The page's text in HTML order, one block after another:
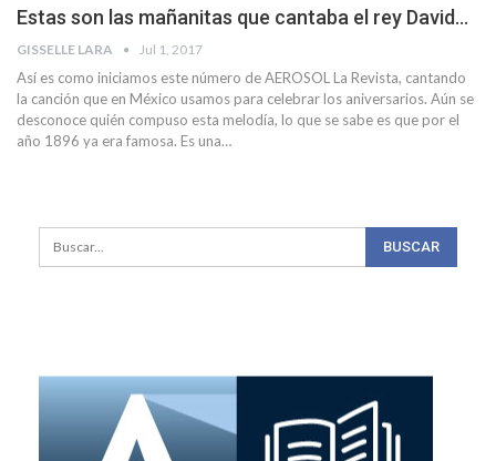
Estas son las mañanitas que cantaba el rey David…
GISSELLE LARA Jul 1, 2017
Así es como iniciamos este número de AEROSOL La Revista, cantando
la canción que en México usamos para celebrar los aniversarios. Aún se
desconoce quién compuso esta melodía, lo que se sabe es que por el
año 1896 ya era famosa. Es una…